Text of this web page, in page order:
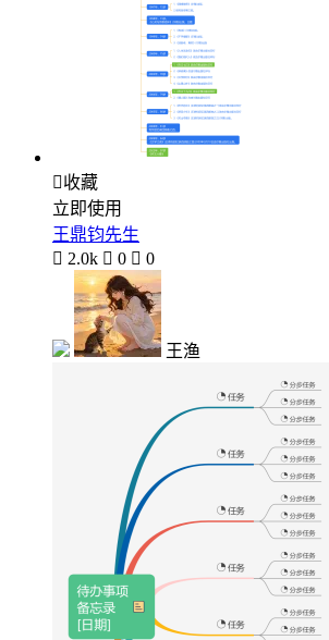
收藏
立即使用
王鼎钧先生
 2.0k  0  0
王渔